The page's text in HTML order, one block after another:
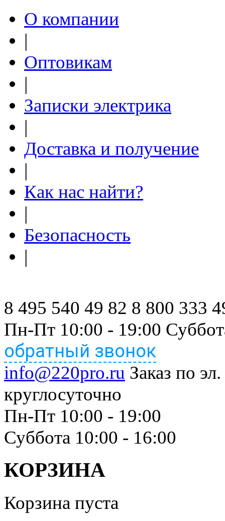
О компании
|
Оптовикам
|
Записки электрика
|
Доставка и получение
|
Как нас найти?
|
Безопасность
|
8 495 540 49 82 8 800 333
Пн-Пт 10:00 - 19:00
обратный звонок
info@220pro.ru Заказ по
круглосуточно
Пн-Пт 10:00 - 19:00
Суббота 10:00 - 16:00
КОРЗИНА
Корзина пуста